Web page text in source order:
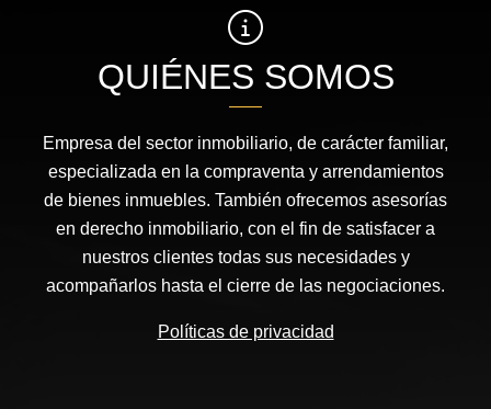
QUIÉNES SOMOS
Empresa del sector inmobiliario, de carácter familiar,
especializada en la compraventa y arrendamientos
de bienes inmuebles. También ofrecemos asesorías
en derecho inmobiliario, con el fin de satisfacer a
nuestros clientes todas sus necesidades y
acompañarlos hasta el cierre de las negociaciones.
Políticas de privacidad